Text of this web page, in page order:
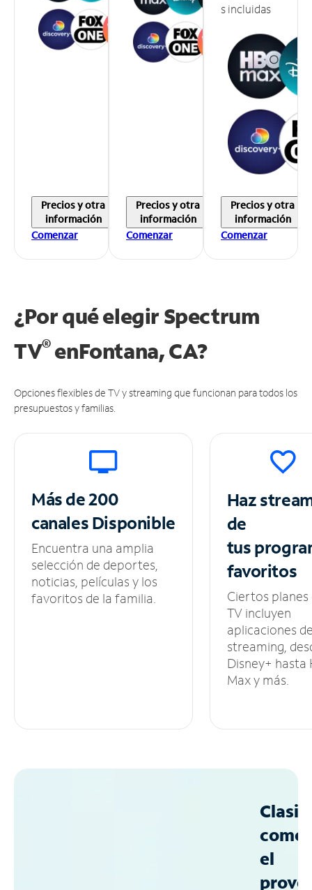
Precios y otra
información
Comenzar
Precios y otra
información
Comenzar
s incluidas
Precios y otra
información
Comenzar
¿Por qué elegir Spectrum
TV®enFontana, CA?
Opciones flexibles de TV y streaming que funcionan para todos los
presupuestos y familias.
Más de 200
canalesDisponible
Encuentra una amplia
selección de deportes,
noticias, películas y los
favoritos de la familia.
Haz
de
tus
favoritos
Ciertos planes
TV incluyen
aplicaciones
streaming,
Disney+ hasta
Max y más.
como
el